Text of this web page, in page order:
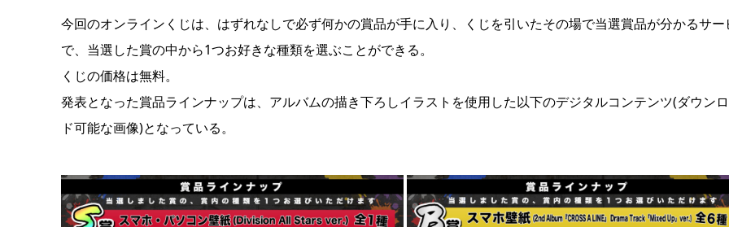
今回のオンラインくじは、はずれなしで必ず何かの賞品が手に入り、くじを引いたその場で当選賞品が分かるサー
で、当選した賞の中から1つお好きな種類を選ぶことができる。
くじの価格は無料。
発表となった賞品ラインナップは、アルバムの描き下ろしイラストを使用した以下のデジタルコンテンツ(ダウン
ド可能な画像)となっている。